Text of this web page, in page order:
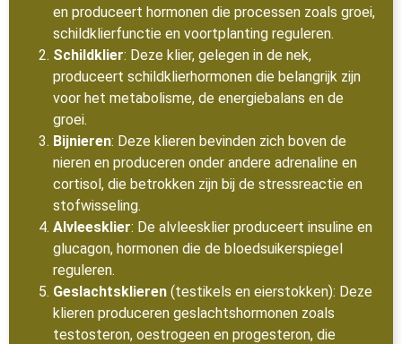
en produceert hormonen die processen zoals groei,
schildklierfunctie en voortplanting reguleren.
Schildklier: Deze klier, gelegen in de nek,
produceert schildklierhormonen die belangrijk zijn
voor het metabolisme, de energiebalans en de
groei.
Bijnieren: Deze klieren bevinden zich boven de
nieren en produceren onder andere adrenaline en
cortisol, die betrokken zijn bij de stressreactie en
stofwisseling.
Alvleesklier: De alvleesklier produceert insuline en
glucagon, hormonen die de bloedsuikerspiegel
reguleren.
Geslachtsklieren (testikels en eierstokken): Deze
klieren produceren geslachtshormonen zoals
testosteron, oestrogeen en progesteron, die